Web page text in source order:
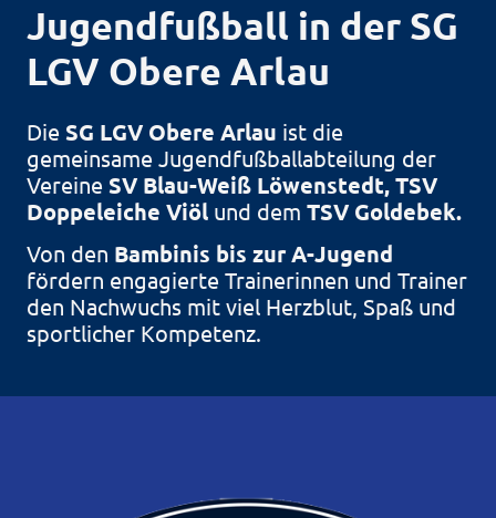
Jugendfußball in der SG
LGV Obere Arlau
Die SG LGV Obere Arlau ist die
gemeinsame Jugendfußballabteilung der
Vereine SV Blau-Weiß Löwenstedt, TSV
Doppeleiche Viöl und dem TSV Goldebek.
Von den Bambinis bis zur A-Jugend
fördern engagierte Trainerinnen und Trainer
den Nachwuchs mit viel Herzblut, Spaß und
sportlicher Kompetenz.